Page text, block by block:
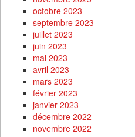
octobre 2023
septembre 2023
juillet 2023
juin 2023
mai 2023
avril 2023
mars 2023
février 2023
janvier 2023
décembre 2022
novembre 2022